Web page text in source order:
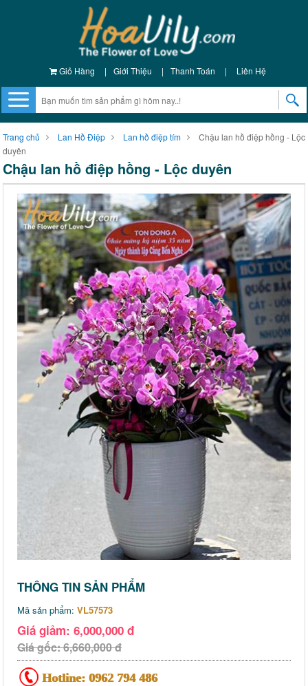
Giỏ Hàng | Giới Thiệu | Thanh Toán | Liên Hệ
Trang chủ Lan Hồ Điệp Lan hồ điệp tím
Chậu lan hồ điệp hồng - Lộc
duyên
Chậu lan hồ điệp hồng - Lộc duyên
THÔNG TIN SẢN PHẨM
Mã sản phẩm: VL57573
Giá giảm: 6,000,000 đ
Giá gốc: 6,660,000 đ
Hotline: 0962 794 486